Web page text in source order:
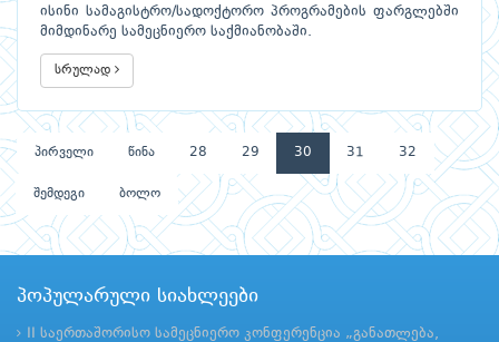
ისინი სამაგისტრო/სადოქტორო პროგრამების ფარგლებში
მიმდინარე სამეცნიერო საქმიანობაში.
სრულად
პირველი წინა 28 29 30 31 32
შემდეგი ბოლო
პოპულარული სიახლეები
II საერთაშორისო სამეცნიერო კონფერენცია „განათლება,